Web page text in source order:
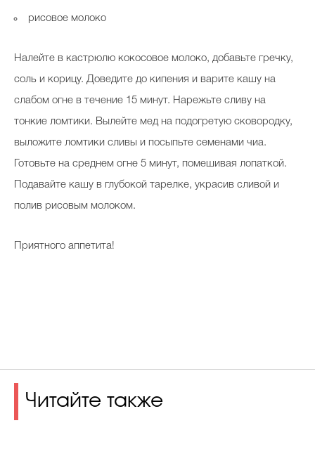
рисовое молоко
Налейте в кастрюлю кокосовое молоко, добавьте гречку,
соль и корицу. Доведите до кипения и варите кашу на
слабом огне в течение 15 минут. Нарежьте сливу на
тонкие ломтики. Вылейте мед на подогретую сковородку,
выложите ломтики сливы и посыпьте семенами чиа.
Готовьте на среднем огне 5 минут, помешивая лопаткой.
Подавайте кашу в глубокой тарелке, украсив сливой и
полив рисовым молоком.
Приятного аппетита!
Читайте также